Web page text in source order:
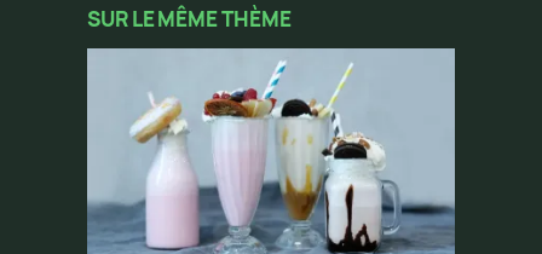
SUR LE MÊME THÈME